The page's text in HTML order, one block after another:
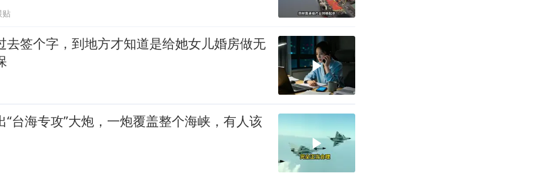
贴
去签个字，到地方才知道是给她女儿婚房做无
“台海专攻”大炮，一炮覆盖整个海峡，有人该